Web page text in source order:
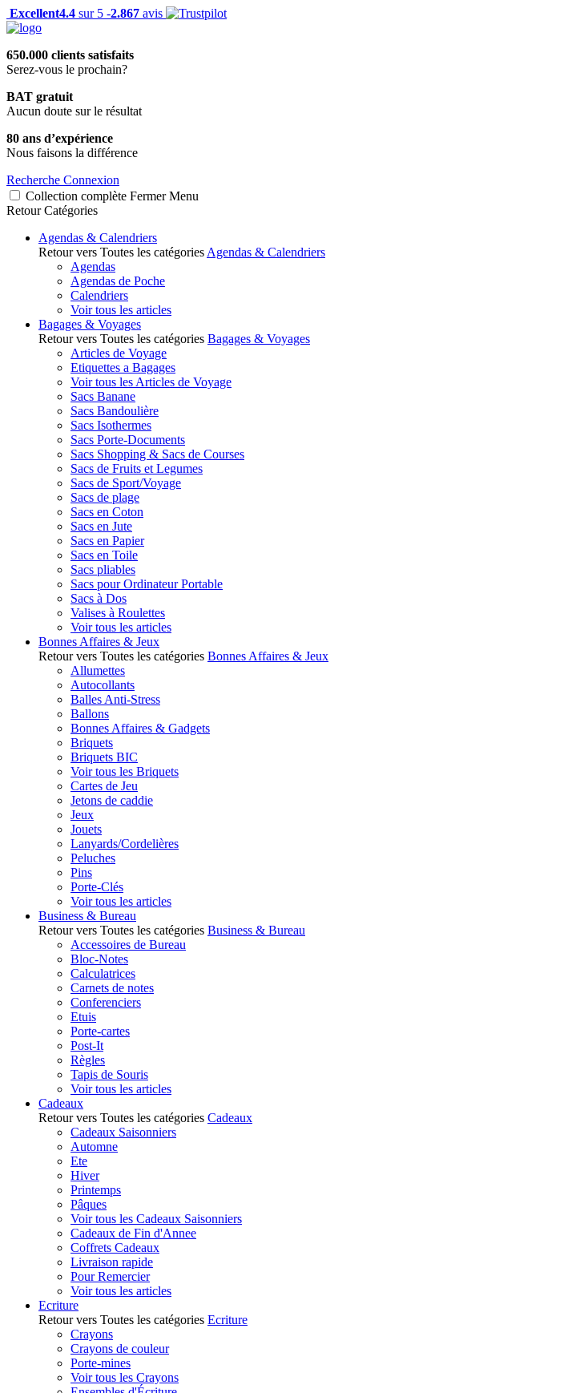
Excellent4.4 sur 5 -2.867 avis
650.000 clients satisfaits
Serez-vous le prochain?
BAT gratuit
Aucun doute sur le résultat
80 ans d’expérience
Nous faisons la différence
Recherche Connexion
Collection complète Fermer Menu
Retour Catégories
Agendas & Calendriers
Retour vers Toutes les catégories Agendas & Calendriers
Agendas
Agendas de Poche
Calendriers
Voir tous les articles
Bagages & Voyages
Retour vers Toutes les catégories Bagages & Voyages
Articles de Voyage
Etiquettes a Bagages
Voir tous les Articles de Voyage
Sacs Banane
Sacs Bandoulière
Sacs Isothermes
Sacs Porte-Documents
Sacs Shopping & Sacs de Courses
Sacs de Fruits et Legumes
Sacs de Sport/Voyage
Sacs de plage
Sacs en Coton
Sacs en Jute
Sacs en Papier
Sacs en Toile
Sacs pliables
Sacs pour Ordinateur Portable
Sacs à Dos
Valises à Roulettes
Voir tous les articles
Bonnes Affaires & Jeux
Retour vers Toutes les catégories Bonnes Affaires & Jeux
Allumettes
Autocollants
Balles Anti-Stress
Ballons
Bonnes Affaires & Gadgets
Briquets
Briquets BIC
Voir tous les Briquets
Cartes de Jeu
Jetons de caddie
Jeux
Jouets
Lanyards/Cordelières
Peluches
Pins
Porte-Clés
Voir tous les articles
Business & Bureau
Retour vers Toutes les catégories Business & Bureau
Accessoires de Bureau
Bloc-Notes
Calculatrices
Carnets de notes
Conferenciers
Etuis
Porte-cartes
Post-It
Règles
Tapis de Souris
Voir tous les articles
Cadeaux
Retour vers Toutes les catégories Cadeaux
Cadeaux Saisonniers
Automne
Ete
Hiver
Printemps
Pâques
Voir tous les Cadeaux Saisonniers
Cadeaux de Fin d'Annee
Coffrets Cadeaux
Livraison rapide
Pour Remercier
Voir tous les articles
Ecriture
Retour vers Toutes les catégories Ecriture
Crayons
Crayons de couleur
Porte-mines
Voir tous les Crayons